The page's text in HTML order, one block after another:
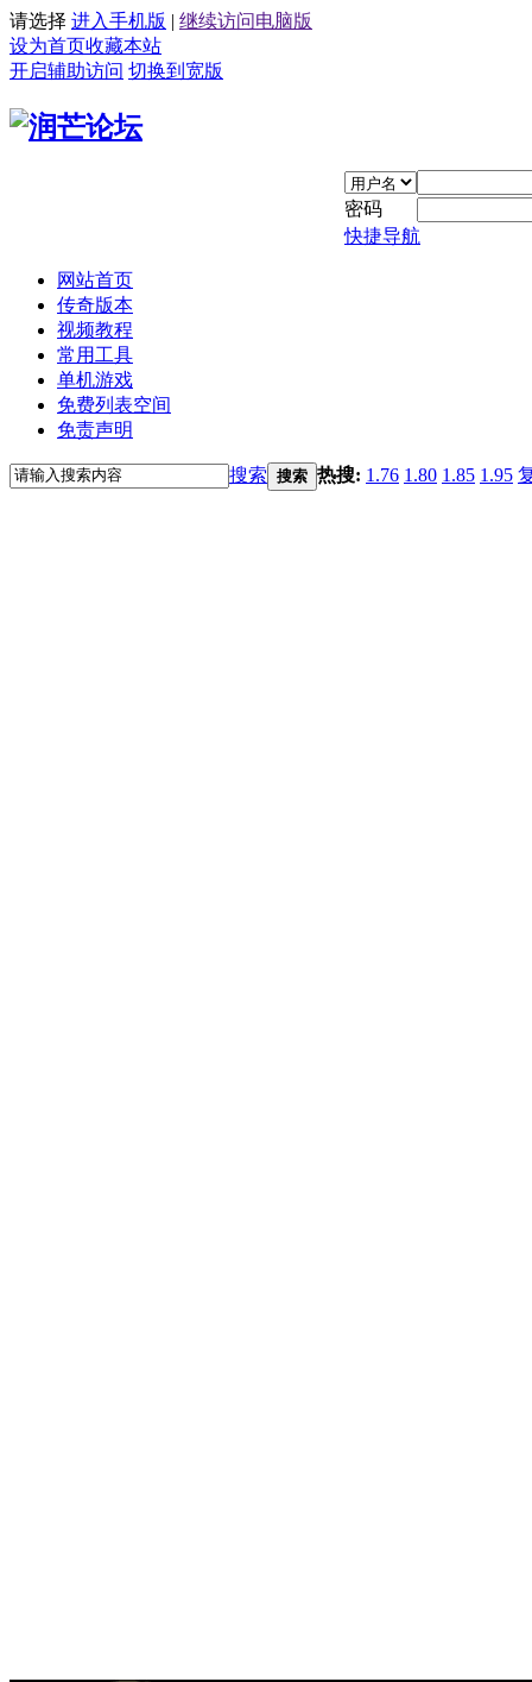
请选择 进入手机版 | 继续访问电脑版
设为首页收藏本站
开启辅助访问 切换到宽版
密码
快捷导航
网站首页
传奇版本
视频教程
常用工具
单机游戏
免费列表空间
免责声明
搜索 搜索 热搜: 1.76 1.80 1.85 1.95